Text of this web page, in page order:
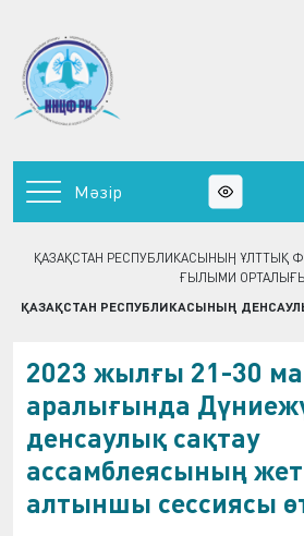
ҚАЗАҚСТАН РЕСПУБЛИКАСЫНЫҢ ҰЛТТЫҚ
ҒЫЛЫМИ
ҚАЗАҚСТАН РЕСПУБЛИКАСЫНЫҢ
Мәзір
2023 жылғы 21-30
аралығында
денсаулық сақтау
ассамблеясының
алтыншы сессиясы